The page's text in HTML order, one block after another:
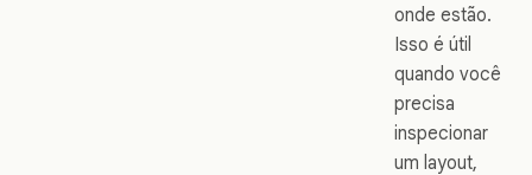
onde estão.
Isso é útil
quando você
precisa
inspecionar
um layout,